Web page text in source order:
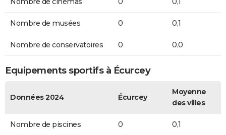
Nombre de musées 0 0,1
Nombre de conservatoires 0 0,0
Equipements sportifs à Écurcey
Données 2024 Écurcey
Moyenne
des villes
Nombre de piscines 0 0,1